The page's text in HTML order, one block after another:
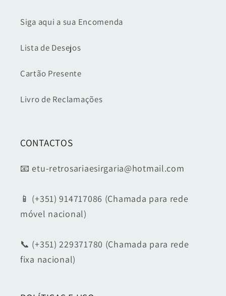
Siga aqui a sua Encomenda
Lista de Desejos
Cartão Presente
Livro de Reclamações
CONTACTOS
📧 etu-retrosariaesirgaria@hotmail.com
📱 (+351) 914717086 (Chamada para rede
móvel nacional)
📞 (+351) 229371780 (Chamada para rede
fixa nacional)